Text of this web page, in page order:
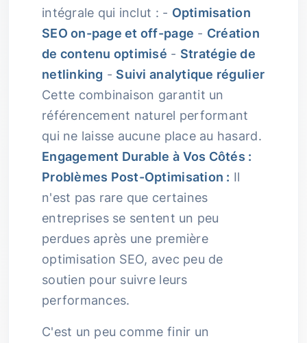
intégrale qui inclut : - Optimisation
SEO on-page et off-page - Création
de contenu optimisé - Stratégie de
netlinking - Suivi analytique régulier
Cette combinaison garantit un
référencement naturel performant
qui ne laisse aucune place au hasard.
Engagement Durable à Vos Côtés :
Problèmes Post-Optimisation : Il
n'est pas rare que certaines
entreprises se sentent un peu
perdues après une première
optimisation SEO, avec peu de
soutien pour suivre leurs
performances.
C'est un peu comme finir un